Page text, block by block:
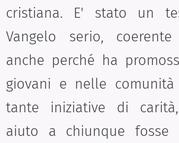
cristiana. E' stato un
Vangelo serio,
anche perché ha
giovani e nelle comunità
tante iniziative di
aiuto a chiunque fosse